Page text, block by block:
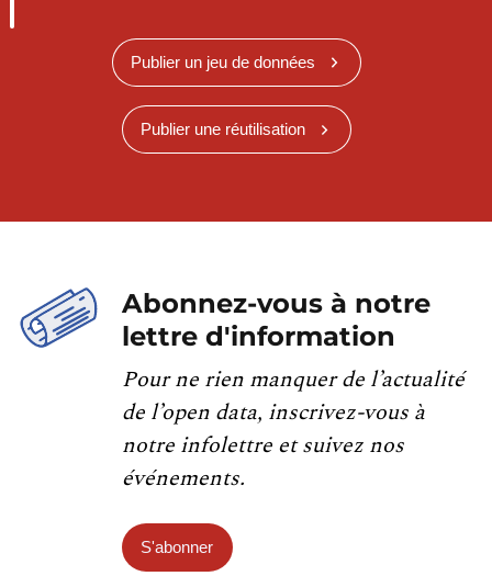
Publier un jeu de données
Publier une réutilisation
Abonnez-vous à notre
lettre d'information
Pour ne rien manquer de l’actualité
de l’open data, inscrivez-vous à
notre infolettre et suivez nos
événements.
S'abonner